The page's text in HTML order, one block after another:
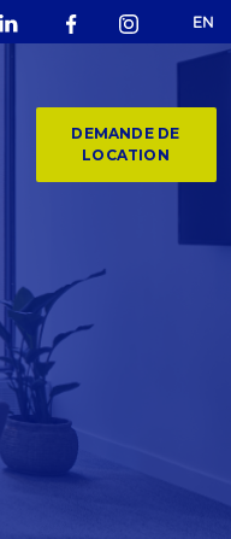
EN
DEMANDE DE
LOCATION